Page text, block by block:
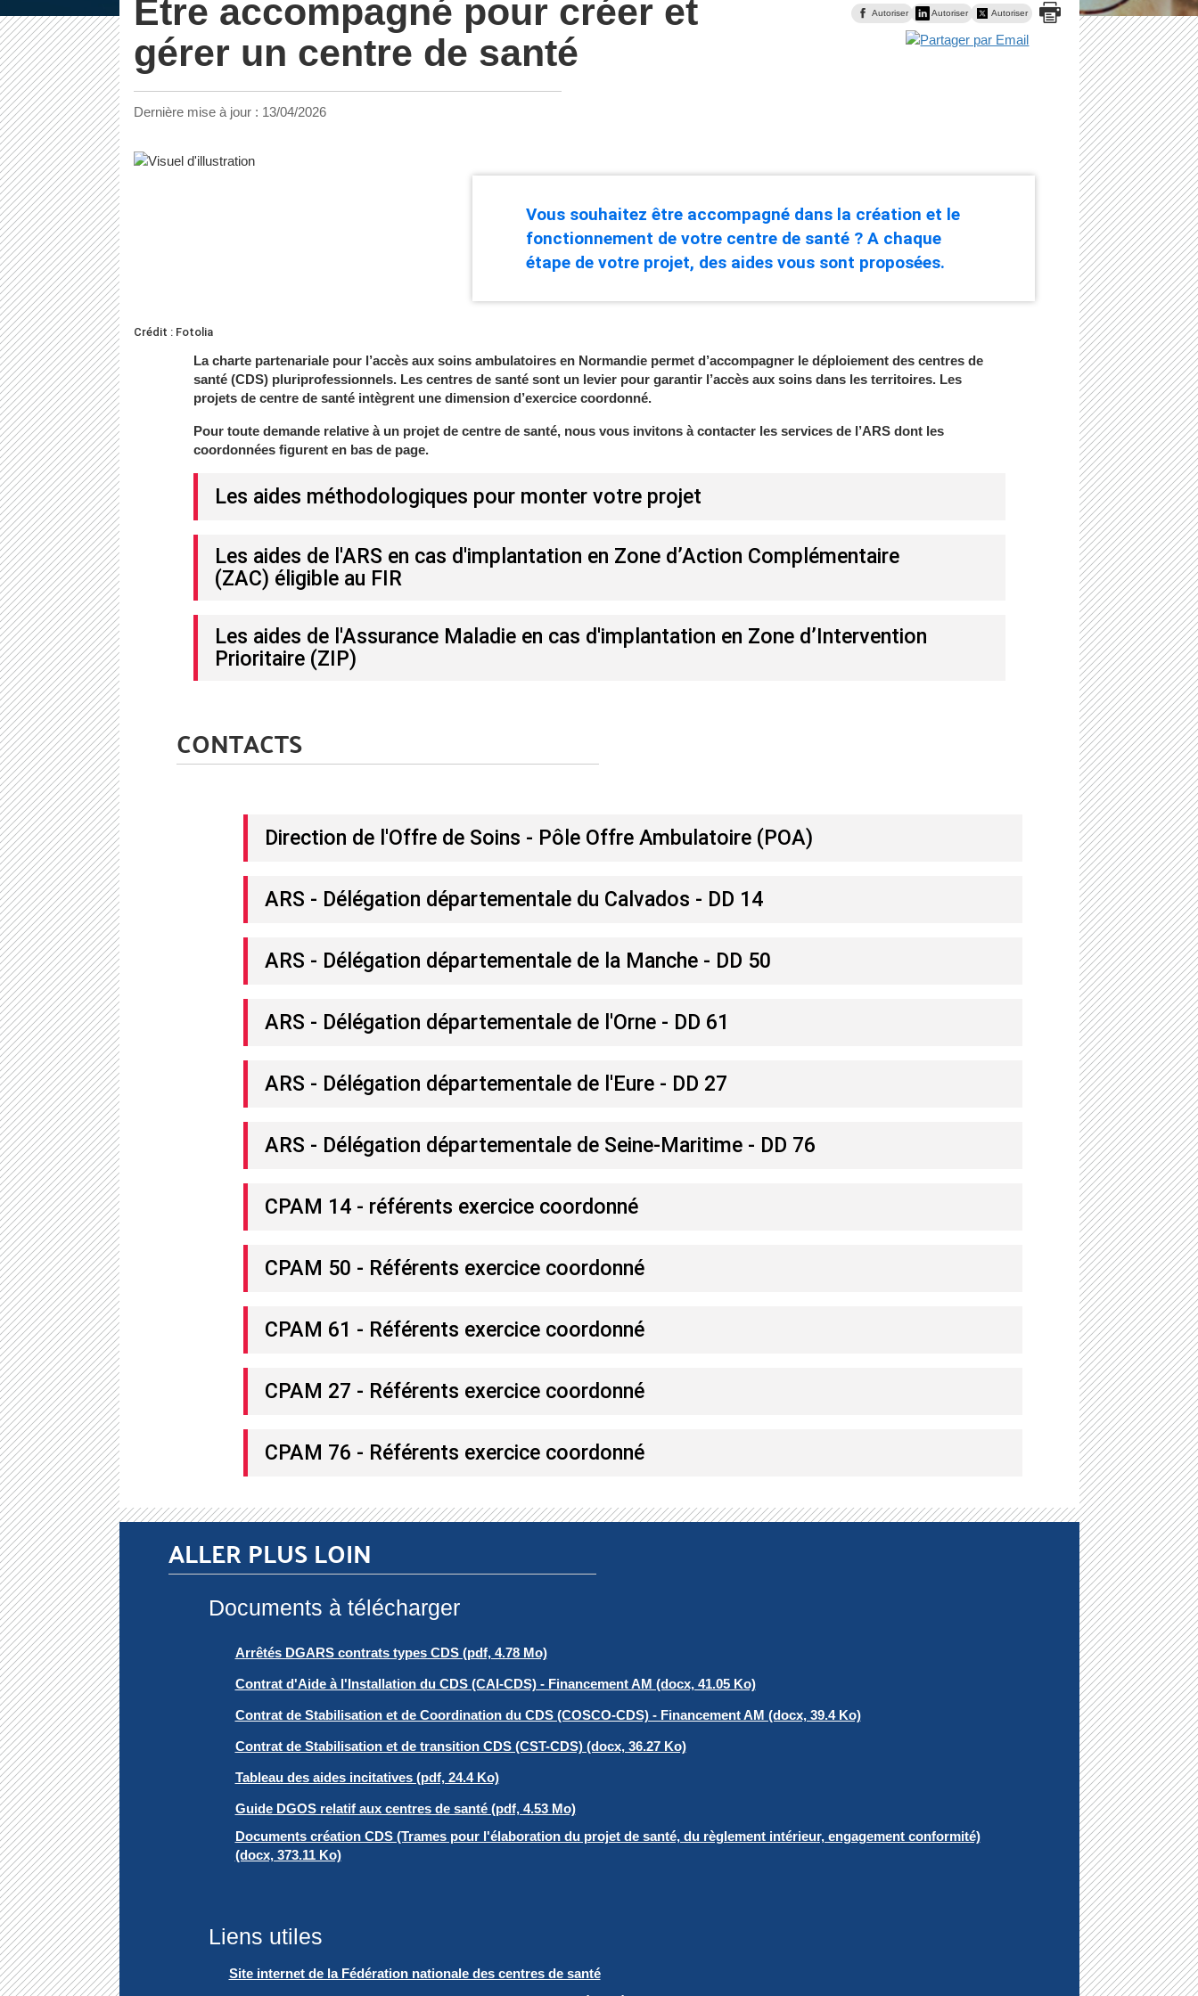
Etre accompagné pour créer et
gérer un centre de santé
Autoriser Autoriser Autoriser
Dernière mise à jour : 13/04/2026
Crédit : Fotolia
Vous souhaitez être accompagné dans la création et le
fonctionnement de votre centre de santé ? A chaque
étape de votre projet, des aides vous sont proposées.
La charte partenariale pour l’accès aux soins ambulatoires en Normandie permet d’accompagner le déploiement des centres de
santé (CDS) pluriprofessionnels. Les centres de santé sont un levier pour garantir l’accès aux soins dans les territoires. Les
projets de centre de santé intègrent une dimension d’exercice coordonné.
Pour toute demande relative à un projet de centre de santé, nous vous invitons à contacter les services de l’ARS dont les
coordonnées figurent en bas de page.
Les aides méthodologiques pour monter votre projet
Les aides de l'ARS en cas d'implantation en Zone d’Action Complémentaire
(ZAC) éligible au FIR
Les aides de l'Assurance Maladie en cas d'implantation en Zone d’Intervention
Prioritaire (ZIP)
CONTACTS
Direction de l'Offre de Soins - Pôle Offre Ambulatoire (POA)
ARS - Délégation départementale du Calvados - DD 14
ARS - Délégation départementale de la Manche - DD 50
ARS - Délégation départementale de l'Orne - DD 61
ARS - Délégation départementale de l'Eure - DD 27
ARS - Délégation départementale de Seine-Maritime - DD 76
CPAM 14 - référents exercice coordonné
CPAM 50 - Référents exercice coordonné
CPAM 61 - Référents exercice coordonné
CPAM 27 - Référents exercice coordonné
CPAM 76 - Référents exercice coordonné
ALLER PLUS LOIN
Documents à télécharger
Arrêtés DGARS contrats types CDS (pdf, 4.78 Mo)
Contrat d'Aide à l'Installation du CDS (CAI-CDS) - Financement AM (docx, 41.05 Ko)
Contrat de Stabilisation et de Coordination du CDS (COSCO-CDS) - Financement AM (docx, 39.4 Ko)
Contrat de Stabilisation et de transition CDS (CST-CDS) (docx, 36.27 Ko)
Tableau des aides incitatives (pdf, 24.4 Ko)
Guide DGOS relatif aux centres de santé (pdf, 4.53 Mo)
Documents création CDS (Trames pour l'élaboration du projet de santé, du règlement intérieur, engagement conformité)
(docx, 373.11 Ko)
Liens utiles
Site internet de la Fédération nationale des centres de santé